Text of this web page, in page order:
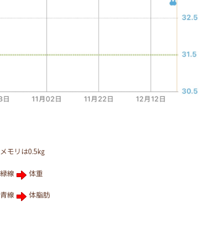
メモリは0.5㎏
緑線 体重
青線 体脂肪